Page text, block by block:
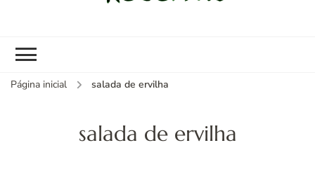
Página inicial salada de ervilha
salada de ervilha